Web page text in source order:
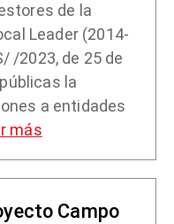
de la
Leader (2014-
/2023, de 25 de
la
a entidades
más
Campo